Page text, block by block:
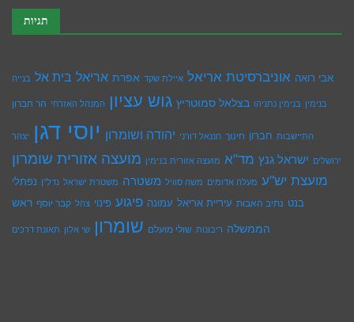
תגיות
אבי רואה אוניברסיטת אריאל איילת שקד אפרת אריאל בית אל בנייה
בנימין בנימין נתניהו בצלאל סמוטריץ גוש עציון המנהל האזרחי הר חברון
התיישבות חברון חינוך חננאל דורני יהודה ושומרון יוסי דגן יצהר
ירושלים ישראל גנץ מד"א מועצה אזורית בנימין מועצה אזורית שומרון
מועצת יש''ע מעלה אדומים משה סוויל משטרה משטרת ישראל נדל''ן נפתלי
בנט נתיב האבות עיריית אריאל עמונה פיגוע פינוי צהל קבר יוסף ראש
הממשלה ריבונות שולי מועלם שומרון שי אלון תאונת דרכים